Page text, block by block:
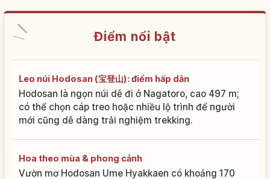
Điểm nổi bật
Leo núi Hodosan (宝登山): điểm hấp dẫn
Hodosan là ngọn núi dễ đi ở Nagatoro, cao 497 m;
có thể chọn cáp treo hoặc nhiều lộ trình để người
mới cũng dễ dàng trải nghiệm trekking.
Hoa theo mùa & phong cảnh
Vườn mơ Hodosan Ume Hyakkaen có khoảng 170